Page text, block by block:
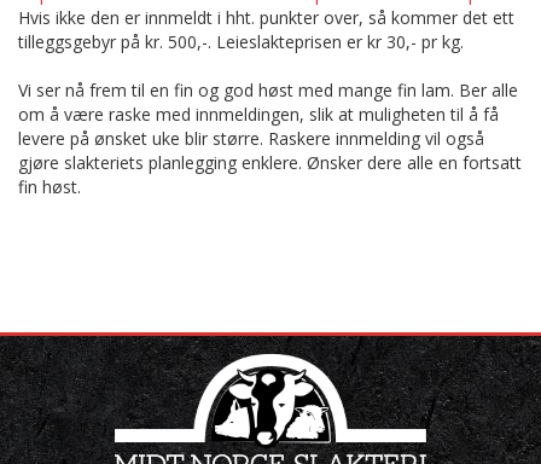
Hvis ikke den er innmeldt i hht. punkter over, så kommer det ett
tilleggsgebyr på kr. 500,-. Leieslakteprisen er kr 30,- pr kg.
Vi ser nå frem til en fin og god høst med mange fin lam. Ber alle
om å være raske med innmeldingen, slik at muligheten til å få
levere på ønsket uke blir større. Raskere innmelding vil også
gjøre slakteriets planlegging enklere. Ønsker dere alle en fortsatt
fin høst.